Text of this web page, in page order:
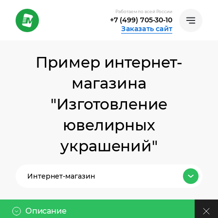
Работаем по всей России
+7 (499) 705-30-10
Заказать сайт
Пример интернет-
магазина
"Изготовление
ювелирных
украшений"
Интернет-магазин
Все тарифы
Описание